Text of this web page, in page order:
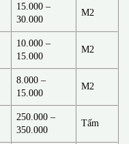
15.000 –
30.000
M2
10.000 –
15.000
M2
8.000 –
15.000
M2
250.000 –
350.000
Tấm